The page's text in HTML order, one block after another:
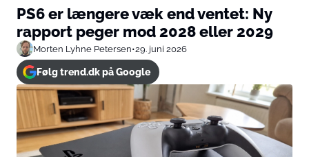
PS6 er længere væk end ventet: Ny
rapport peger mod 2028 eller 2029
Morten Lyhne Petersen•29. juni 2026
Følg trend.dk på Google